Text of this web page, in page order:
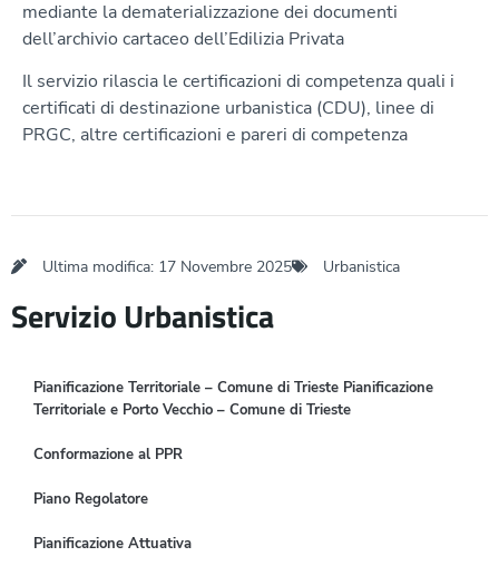
mediante la dematerializzazione dei documenti
dell’archivio cartaceo dell’Edilizia Privata
Il servizio rilascia le certificazioni di competenza quali i
certificati di destinazione urbanistica (CDU), linee di
PRGC, altre certificazioni e pareri di competenza
Ultima modifica: 17 Novembre 2025 Urbanistica
Servizio Urbanistica
Pianificazione Territoriale – Comune di Trieste Pianificazione
Territoriale e Porto Vecchio – Comune di Trieste
Conformazione al PPR
Piano Regolatore
Pianificazione Attuativa